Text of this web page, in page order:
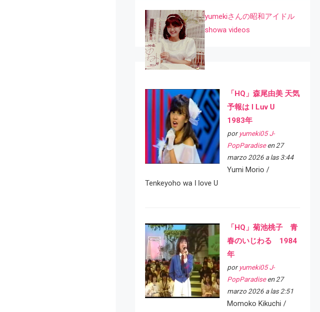
yumekiさんの昭和アイドル
showa videos
「HQ」森尾由美 天気
予報は I Luv U
1983年
por yumeki05 J-
PopParadiseen 27
marzo 2026 a las 3:44
Yumi Morio /
Tenkeyoho wa I love U
「HQ」菊池桃子 青
春のいじわる 1984
年
por yumeki05 J-
PopParadiseen 27
marzo 2026 a las 2:51
Momoko Kikuchi /